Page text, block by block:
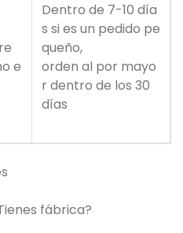
e
Dentro de 7-10 día
s si es un pedido pe
queño,
orden al por mayo
r dentro de los 30
días
fábrica?